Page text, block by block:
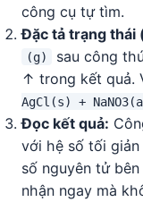
công cụ tự tìm.
Đặc tả trạng thái
(g)
sau công
↑ trong kết quả.
AgCl(s) +
Đọc kết quả:
với hệ số tối
số nguyên tử
nhận ngay mà